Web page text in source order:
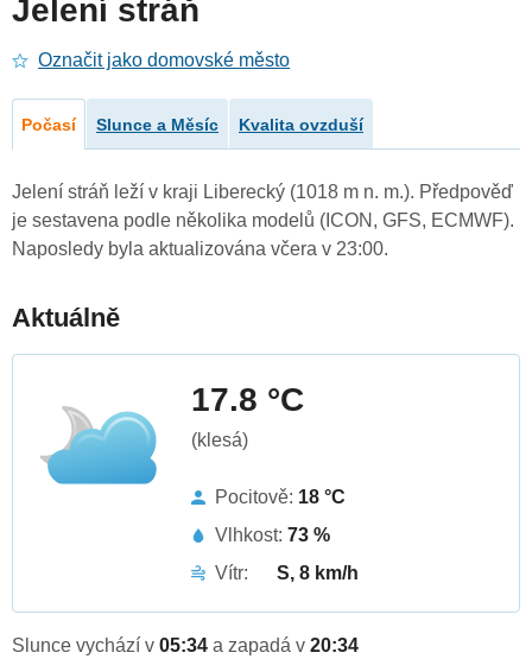
Jelení stráň
Označit jako domovské město
Počasí Slunce a Měsíc Kvalita ovzduší
Jelení stráň leží v kraji Liberecký (1018 m n. m.). Předpověď
je sestavena podle několika modelů (ICON, GFS, ECMWF).
Naposledy byla aktualizována včera v 23:00.
Aktuálně
17.8 °C
(klesá)
Pocitově: 18 °C
Vlhkost: 73 %
Vítr:
S, 8 km/h
Slunce vychází v 05:34 a zapadá v 20:34